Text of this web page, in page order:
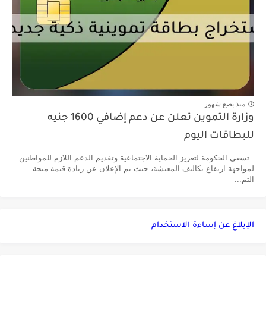
منذ بضع شهور
وزارة التموين تعلن عن دعم إضافي 1600 جنيه
للبطاقات اليوم
تسعى الحكومة لتعزيز الحماية الاجتماعية وتقديم الدعم اللازم للمواطنين
لمواجهة ارتفاع تكاليف المعيشة، حيث تم الإعلان عن زيادة قيمة منحة
التم...
الإبلاغ عن إساءة الاستخدام